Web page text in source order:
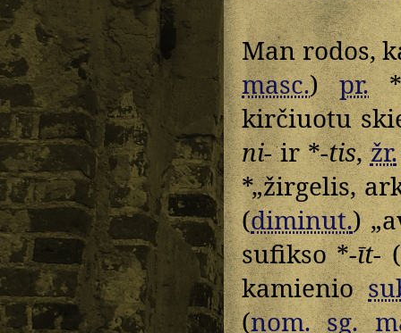
Man rodos,
masc.)pr.
kirčiuotu
ni-ir *-tis,žr.
*„žirgelis,
(diminut.)
sufikso *-īt-
kamienio
(nom. sg.